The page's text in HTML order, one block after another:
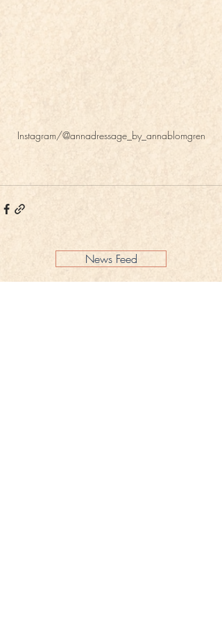
Instagram/@annadressage_by_annablomgren
News Feed